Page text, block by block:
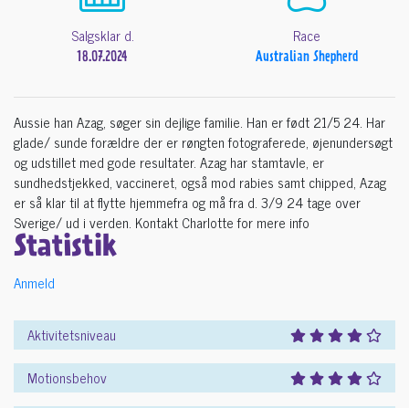
Salgsklar d.
18.07.2024
Race
Australian Shepherd
Aussie han Azag, søger sin dejlige familie. Han er født 21/5 24. Har
glade/ sunde forældre der er røngten fotograferede, øjenundersøgt
og udstillet med gode resultater. Azag har stamtavle, er
sundhedstjekked, vaccineret, også mod rabies samt chipped, Azag
er så klar til at flytte hjemmefra og må fra d. 3/9 24 tage over
Sverige/ ud i verden. Kontakt Charlotte for mere info
Statistik
Anmeld
Aktivitetsniveau
Motionsbehov